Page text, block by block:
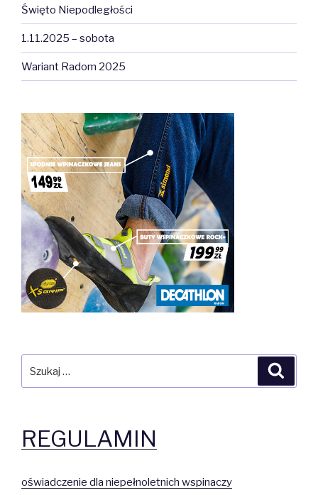
Święto Niepodległości
1.11.2025 – sobota
Wariant Radom 2025
REGULAMIN
oświadczenie dla niepełnoletnich wspinaczy